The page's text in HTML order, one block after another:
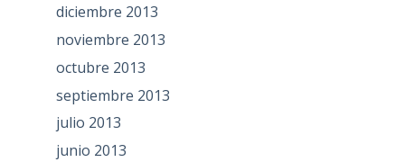
diciembre 2013
noviembre 2013
octubre 2013
septiembre 2013
julio 2013
junio 2013